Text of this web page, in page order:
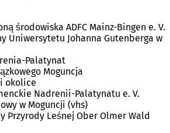
środowiska ADFC Mainz-Bingen e. V.
Uniwersytetu Johanna Gutenberga w
Palatynat
Moguncja
i okolice
Nadrenii-Palatynatu e. V.
w Moguncji (vhs)
Przyrody Leśnej Ober Olmer Wald